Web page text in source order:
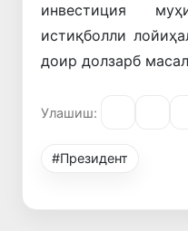
инвестиция
истиқболли
доир долзарб
Улашиш:
#Президент